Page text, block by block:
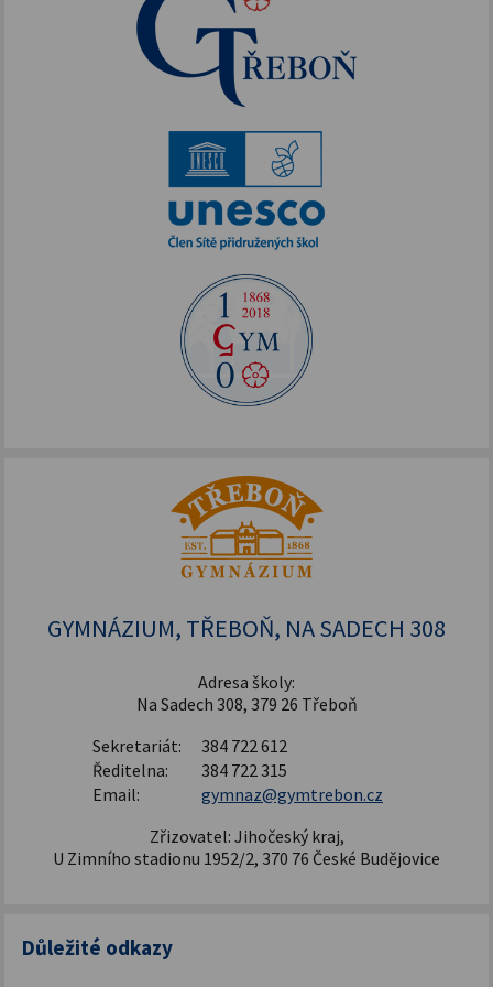
1. ročník
GYMNÁZIUM, TŘEBOŇ, NA SADECH 308
Adresa školy:
Na Sadech 308, 379 26 Třeboň
Sekretariát:
384 722 612
Ředitelna:
384 722 315
Email:
gymnaz@gymtrebon.cz
Zřizovatel: Jihočeský kraj,
U Zimního stadionu 1952/2, 370 76 České Budějovice
Důležité odkazy